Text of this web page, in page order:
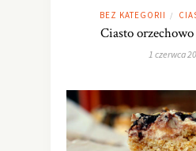
BEZ KATEGORII /
Ciasto
1 czerwca